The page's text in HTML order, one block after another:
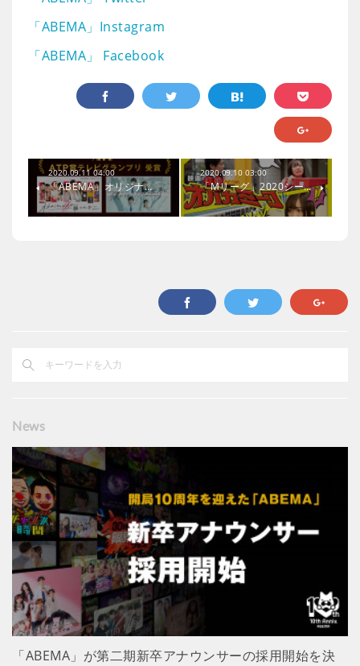
「ABEMA」Instagram
「ABEMA」 Facebook
2020.09.11 04:00
「ABEMA」オリジナ…
2020.09.10 03:00
「Mリーグ」2020シー…
News
「ABEMA」が第二期新卒アナウンサーの採用開始を決